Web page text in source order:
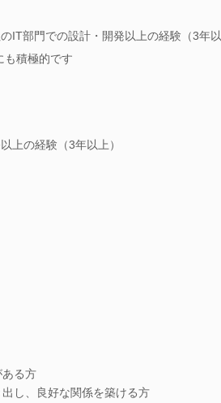
IT部門での設計・開発以上の経験（3年以
積極的です
上の経験（3年以上）
る方
し、良好な関係を築ける方